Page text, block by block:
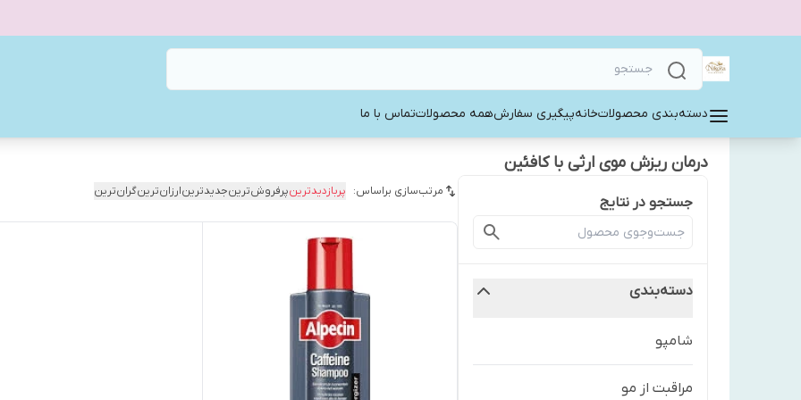
دسته‌بندی محصولاتخانهپیگیری سفارشهمه محصولاتتماس با ما
درمان ریزش موی ارثی با کافئین
جستجو در نتایج
دسته‌بندی
شامپو
مراقبت از مو
مرتب‌سازی براساس: پربازدیدترینپرفروش‌ترینجدیدترینارزان‌ترینگران‌ترین